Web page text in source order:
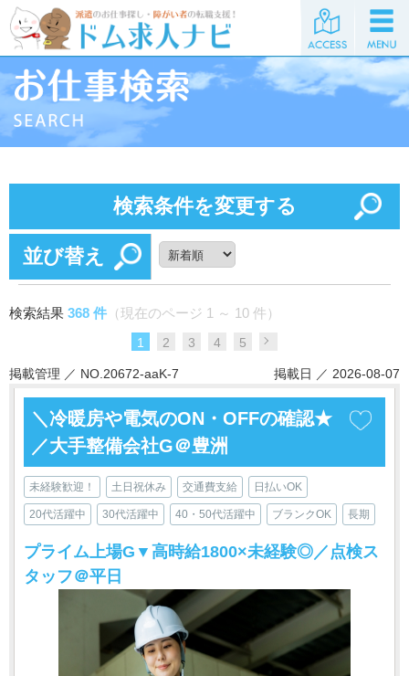
検索条件を変更する
並び替え
検索結果 368 件 （現在のページ 1 ～ 10 件）
1 2 3 4 5
掲載管理 ／ NO.20672-aaK-7 掲載日 ／ 2026-08-07
＼冷暖房や電気のON・OFFの確認★
／大手整備会社G＠豊洲
未経験歓迎！ 土日祝休み 交通費支給 日払いOK
20代活躍中 30代活躍中 40・50代活躍中 ブランクOK 長期
プライム上場G▼高時給1800×未経験◎／点検ス
タッフ＠平日